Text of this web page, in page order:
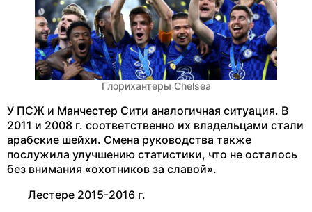
Глорихантеры Chelsea
У ПСЖ и Манчестер Сити аналогичная ситуация. В
2011 и 2008 г. соответственно их владельцами стали
арабские шейхи. Смена руководства также
послужила улучшению статистики, что не осталось
без внимания «охотников за славой».
Лестере 2015-2016 г.